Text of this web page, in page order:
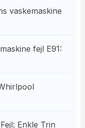
vaskemaskine
fejl E91:
Enkle Trin